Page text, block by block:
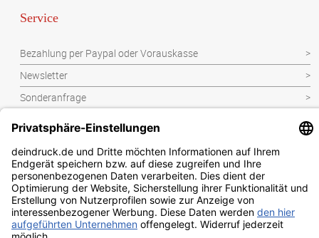
Werbeartikel
Service
Bezahlung per Paypal oder Vorauskasse
Newsletter
Sonderanfrage
Widerrufsbelehrung
Impressum
AGB